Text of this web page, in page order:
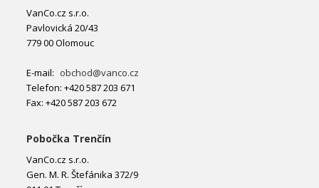
VanCo.cz s.r.o.
Pavlovická 20/43
779 00 Olomouc
E-mail: obchod@vanco.cz
Telefon: +420 587 203 671
Fax: +420 587 203 672
Pobočka Trenčín
VanCo.cz s.r.o.
Gen. M. R. Štefánika 372/9